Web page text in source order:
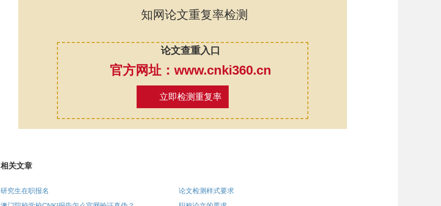
知网论文重复率检测
论文查重入口
官方网址：www.cnki360.cn
立即检测重复率
相关文章
研究生在职报名
论文检测样式要求